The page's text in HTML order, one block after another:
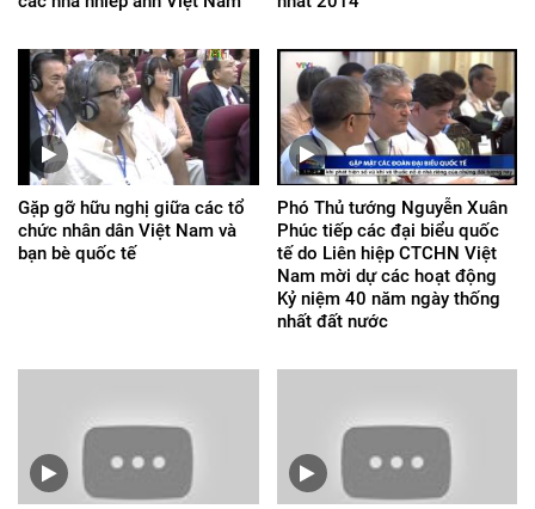
Gặp gỡ hữu nghị giữa các tổ
chức nhân dân Việt Nam và
bạn bè quốc tế
Phó Thủ tướng Nguyễn Xuân
Phúc tiếp các đại biểu quốc
tế do Liên hiệp CTCHN Việt
Nam mời dự các hoạt động
Kỷ niệm 40 năm ngày thống
nhất đất nước